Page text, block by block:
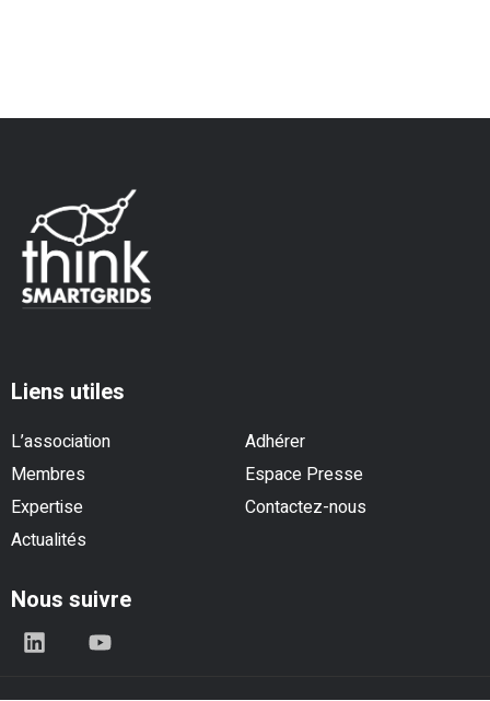
Liens utiles
L’association
Adhérer
Membres
Espace Presse
Expertise
Contactez-nous
Actualités
Nous suivre